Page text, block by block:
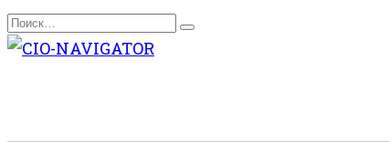
Перейти
к
Search
for: